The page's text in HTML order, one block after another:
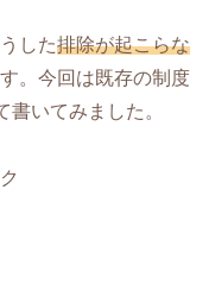
した排除が起こらな
。今回は既存の制度
書いてみました。